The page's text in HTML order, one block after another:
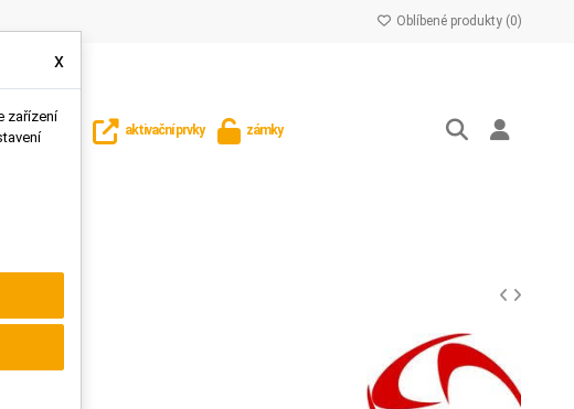
Oblíbené produkty (0)
a licence aktivační prvky zámky
x
zařízení